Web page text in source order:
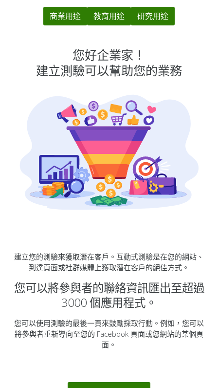
商業用途 教育用途 研究用途
您好企業家！
建立測驗可以幫助您的業務
建立您的測驗來獲取潛在客戶。互動式測驗是在您的網站、
到達頁面或社群媒體上獲取潛在客戶的絕佳方式。
您可以將參與者的聯絡資訊匯出至超過
3000 個應用程式。
您可以使用測驗的最後一頁來鼓勵採取行動。例如，您可以
將參與者重新導向至您的 Facebook 頁面或您網站的某個頁
面。